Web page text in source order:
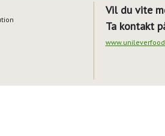
Vil du vite
Ta kontakt